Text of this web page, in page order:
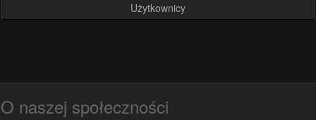
Użytkownicy
O naszej społeczności